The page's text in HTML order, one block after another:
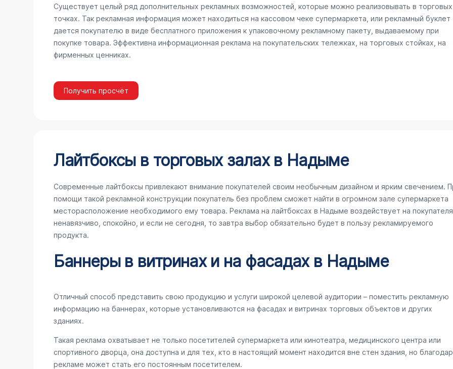
Существует целый ряд дополнительных рекламных возможностей, которые можно реализовывать в торговых
точках. Так рекламная информация может находиться на кассовом чеке супермаркета, или рекламный буклет
дается покупателю в виде бесплатного приложения к упаковочному рекламному пакету, выдаваемому при
покупке товара. Эффективна информационная реклама на покупательских тележках, на торговых стойках, на
фирменных ценниках.
Получить просчёт
Лайтбоксы в торговых залах в Надыме
Современные лайтбоксы привлекают внимание покупателей своим необычным дизайном и ярким свечением.
помощи такой рекламной конструкции покупатель без проблем сможет найти в огромном зале супермаркета
месторасположение необходимого ему товара. Реклама на лайтбоксах в Надыме воздействует на покупателя
ненавязчиво, спокойно, и если не сегодня, то завтра выбор обязательно будет в пользу рекламируемого
продукта.
Баннеры в витринах и на фасадах в Надыме
Отличный способ представить свою продукцию и услуги широкой целевой аудитории – поместить рекламную
информацию на баннерах, которые установливаются на фасадах и витринах торговых объектов и других
зданиях.
Такая реклама охватывает не только посетителей супермаркета или кинотеатра, медицинского центра или
спортивного дворца, она доступна и для тех, кто в настоящий момент находится вне стен здания, но
рекламе может стать его постоянным посетителем.